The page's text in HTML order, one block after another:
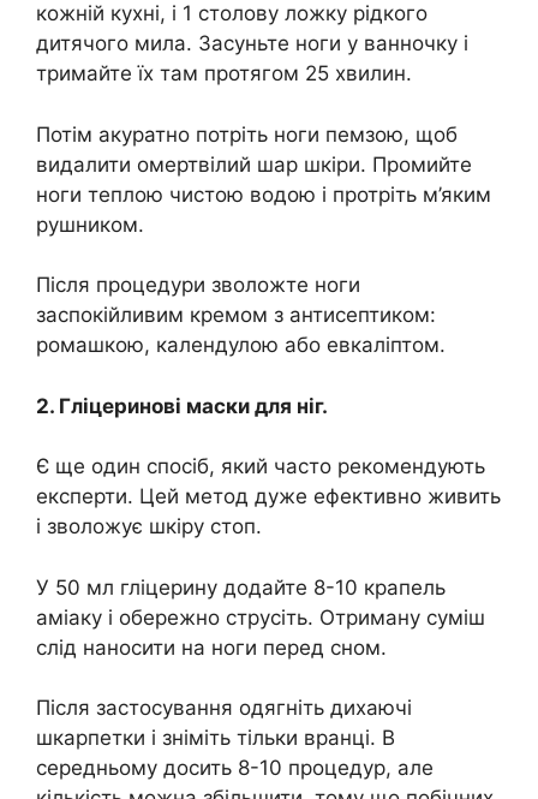
кожній кухні, і 1 столову ложку рідкого
дитячого мила. Засуньте ноги у ванночку і
тримайте їх там протягом 25 хвилин.
Потім акуратно потріть ноги пемзою, щоб
видалити омертвілий шар шкіри. Промийте
ноги теплою чистою водою і протріть м’яким
рушником.
Після процедури зволожте ноги
заспокійливим кремом з антисептиком:
ромашкою, календулою або евкаліптом.
2. Гліцеринові маски для ніг.
Є ще один спосіб, який часто рекомендують
експерти. Цей метод дуже ефективно живить
і зволожує шкіру стоп.
У 50 мл гліцерину додайте 8-10 крапель
аміаку і обережно струсіть. Отриману суміш
слід наносити на ноги перед сном.
Після застосування одягніть дихаючі
шкарпетки і зніміть тільки вранці. В
середньому досить 8-10 процедур, але